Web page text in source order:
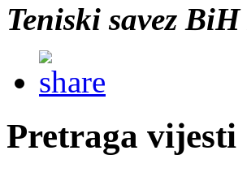
Teniski savez
Pretraga vijesti